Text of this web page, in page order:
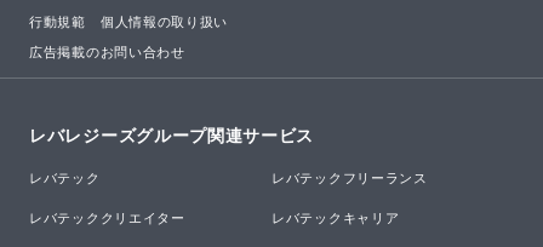
行動規範 個人情報の取り扱い
広告掲載のお問い合わせ
レバレジーズグループ関連サービス
レバテック レバテックフリーランス
レバテッククリエイター レバテックキャリア